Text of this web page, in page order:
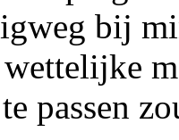
bij
wettelijke
passen